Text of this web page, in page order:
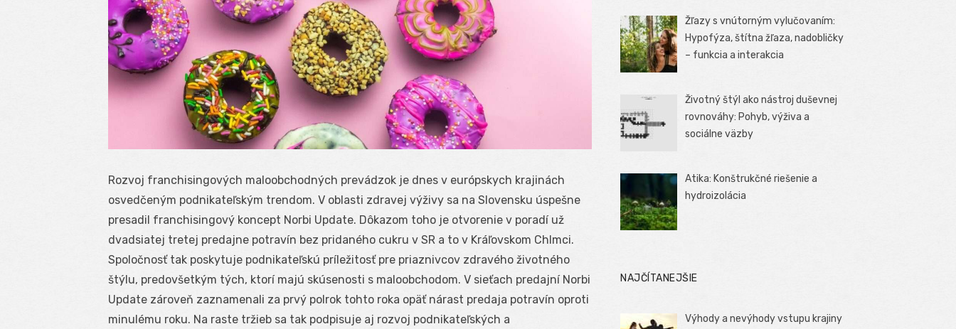
Rozvoj franchisingových maloobchodných prevádzok je dnes v európskych krajinách
osvedčeným podnikateľským trendom. V oblasti zdravej výživy sa na Slovensku úspešne
presadil franchisingový koncept Norbi Update. Dôkazom toho je otvorenie v poradí už
dvadsiatej tretej predajne potravín bez pridaného cukru v SR a to v Kráľovskom Chlmci.
Spoločnosť tak poskytuje podnikateľskú príležitosť pre priaznivcov zdravého životného
štýlu, predovšetkým tých, ktorí majú skúsenosti s maloobchodom. V sieťach predajní Norbi
Update zároveň zaznamenali za prvý polrok tohto roka opäť nárast predaja potravín oproti
minulému roku. Na raste tržieb sa tak podpisuje aj rozvoj podnikateľských a
Žľazy s vnútorným vylučovaním:
Hypofýza, štítna žľaza, nadobličky
– funkcia a interakcia
Životný štýl ako nástroj duševnej
rovnováhy: Pohyb, výživa a
sociálne väzby
Atika: Konštrukčné riešenie a
hydroizolácia
NAJČÍTANEJŠIE
Výhody a nevýhody vstupu krajiny